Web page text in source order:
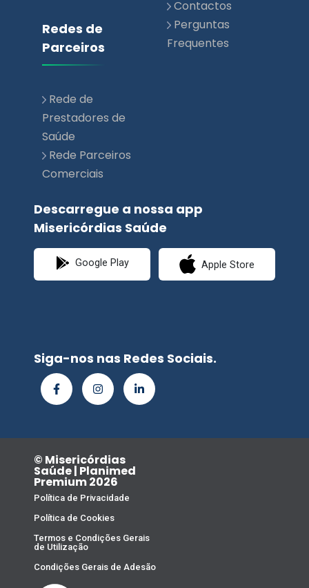
Rede de
Prestadores de
Rede Parceiros
Comerciais
Descarregue a nossa app
Misericórdias Saúde
Google Play Apple Store
© Misericórdias
Política de Privacidade
Política de Cookies
Termos e Condições Gerais